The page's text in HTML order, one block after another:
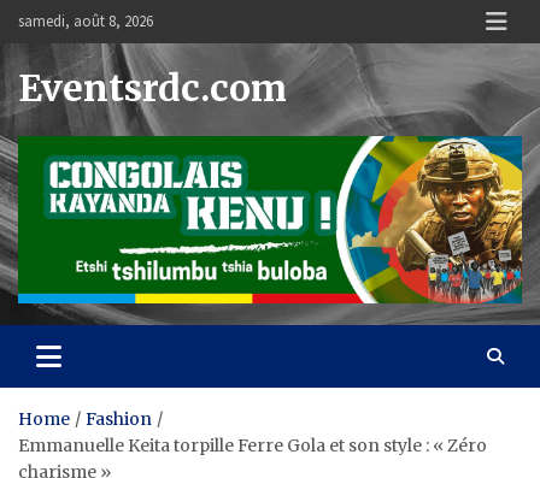
content
samedi, août 8, 2026
Eventsrdc.com
Home
Fashion
Emmanuelle Keita torpille Ferre Gola et son style : « Zéro
charisme »